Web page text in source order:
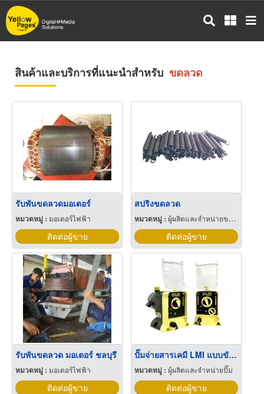
ข้าม
ไป
สินค้าและบริการที่แนะนำสำหรับ ขดลวด
รับพันขดลวดมอเตอร์
หมวดหมู่ : มอเตอร์ไฟฟ้า
ติดต่อผู้ขาย
สปริงขดลวด
หมวดหมู่ :ผู้ผลิตและจำหน่ายขดลวดสปริง
ติดต่อผู้ขาย
รับพันขดลวด มอเตอร์ ชลบุรี
หมวดหมู่ : มอเตอร์ไฟฟ้า
ติดต่อผู้ขาย
ปั๊มจ่ายสารเคมี LMI แบบขับเคลื่อนด้วยขดลวด รุ่น P+ Series
หมวดหมู่ :ผู้ผลิตและจำหน่ายปั๊ม
ติดต่อผู้ขาย